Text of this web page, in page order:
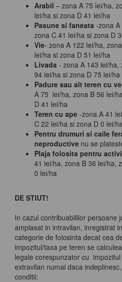
Arabil – zona A 75 lei/ha,
lei/ha si zona D 41 lei/ha
Pasune si faneata -zona
zona C 41 lei/ha si zona D
Vie- zona A 122 lei/ha,
lei/ha si zona D 51 lei/ha
Livada - zona A 143 lei/ha,
94 lei/ha si zona D 75 lei/ha
Padure sau alt teren cu
A 75 lei/ha, zona B 56 lei/
D 41 lei/ha
Teren cu ape -zona A 41
C 22 lei/ha si zona D 0 lei/
Pentru drumuri si caile
neproductive nu se
Plaja folosita pentru
41 lei/ha, zona B 36 lei/ha,
0 lei/ha
DE STIUT!
In cazul contribuabililor persoane
amplasat in intravilan, inregistrat
categorie de folosinta decat cea
impozitul/taxa pe teren se
legale corespunzator cu
extravilan numai daca
conditii: